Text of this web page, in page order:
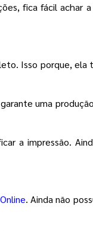
fica fácil achar
Isso porque, ela
uma
a impressão.
. Ainda não